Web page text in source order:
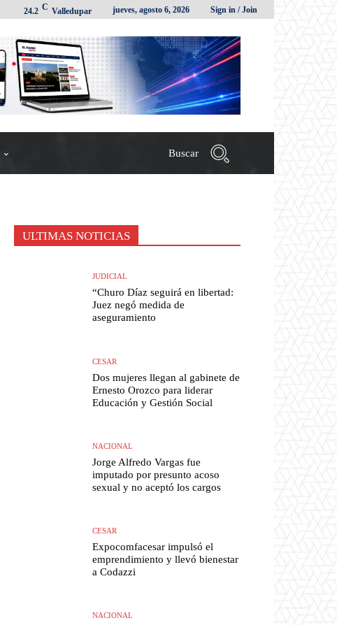
24.2 C Valledupar jueves, agosto 6, 2026 Sign in / Join
Buscar
ULTIMAS NOTICIAS
JUDICIAL
“Churo Díaz seguirá en libertad:
Juez negó medida de
aseguramiento
CESAR
Dos mujeres llegan al gabinete de
Ernesto Orozco para liderar
Educación y Gestión Social
NACIONAL
Jorge Alfredo Vargas fue
imputado por presunto acoso
sexual y no aceptó los cargos
CESAR
Expocomfacesar impulsó el
emprendimiento y llevó bienestar
a Codazzi
NACIONAL